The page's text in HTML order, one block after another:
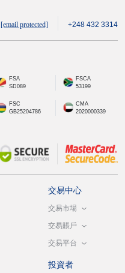
[email protected] +248 432 3314
FSA
SD089
FSCA
53199
FSC
GB25204786
CMA
2020000339
交易中心
交易市場
交易賬戶
交易平台
投資者